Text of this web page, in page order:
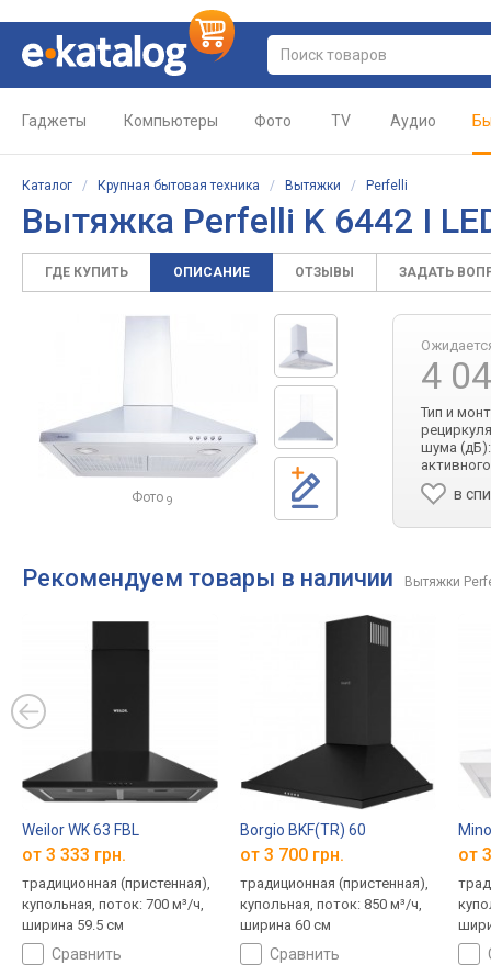
Гаджеты Компьютеры Фото TV Аудио
Каталог / Крупная бытовая техника / Вытяжки / Perfelli
Вытяжка Perfelli K 6442 I
ГДЕ КУПИТЬ ОПИСАНИЕ ОТЗЫВЫ ЗАДАТЬ
Фото 9
4
Тип и
шума (дБ):
в
Рекомендуем товары в наличии Вытяжки
Weilor WK 63 FBL
от 3 333 грн.
традиционная (пристенная),
купольная, поток: 700 м³/ч,
ширина 59.5 см
сравнить
Borgio BKF(TR) 60
от 3 700 грн.
традиционная (пристенная),
купольная, поток: 850 м³/ч,
ширина 60 см
сравнить
от